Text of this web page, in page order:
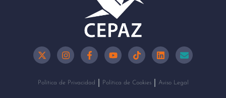
Política de Privacidad Política de Cookies Aviso Legal